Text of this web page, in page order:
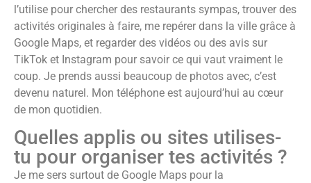
l’utilise pour chercher des restaurants sympas, trouver des
activités originales à faire, me repérer dans la ville grâce à
Google Maps, et regarder des vidéos ou des avis sur
TikTok et Instagram pour savoir ce qui vaut vraiment le
coup. Je prends aussi beaucoup de photos avec, c’est
devenu naturel. Mon téléphone est aujourd’hui au cœur
de mon quotidien.
Quelles applis ou sites utilises-
tu pour organiser tes activités ?
Je me sers surtout de Google Maps pour la